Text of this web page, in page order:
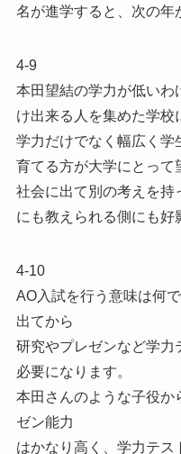
名が進学すると、次の年
4-9
本田望結の学力が低いわ
け出来る人を集めた学校
学力だけでなく幅広く学
育てる方が大学にとって
社会に出て別の考えを持
にも教えられる側にも好
4-10
AO入試を行う意味は何
出てから
研究やプレゼンなど学力
必要になります。
本田さんのような子役か
ゼン能力
はかなり高く、学力テス